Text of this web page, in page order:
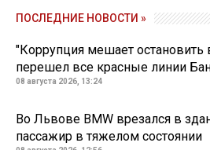
ПОСЛЕДНИЕ НОВОСТИ »
"Коррупция мешает
перешел все красные линии
08 августа 2026, 13:24
Во Львове BMW врезался в
пассажир в тяжелом состоянии